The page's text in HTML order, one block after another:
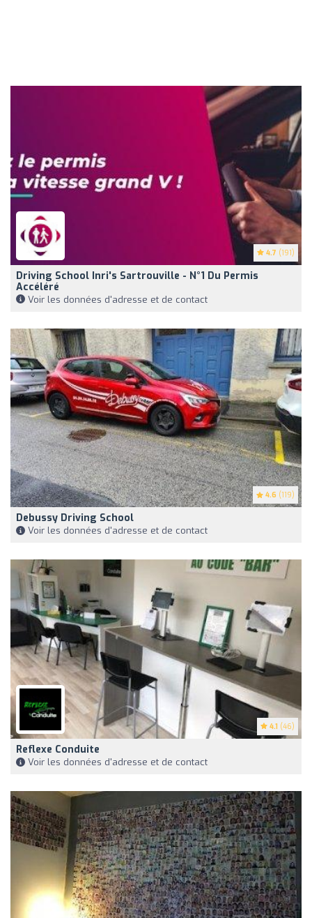
4.7 (191)
Driving School Inri's Sartrouville - N°1 Du Permis
Accéléré
Voir les données d'adresse et de contact
4.6 (119)
Debussy Driving School
Voir les données d'adresse et de contact
4.1 (46)
Reflexe Conduite
Voir les données d'adresse et de contact